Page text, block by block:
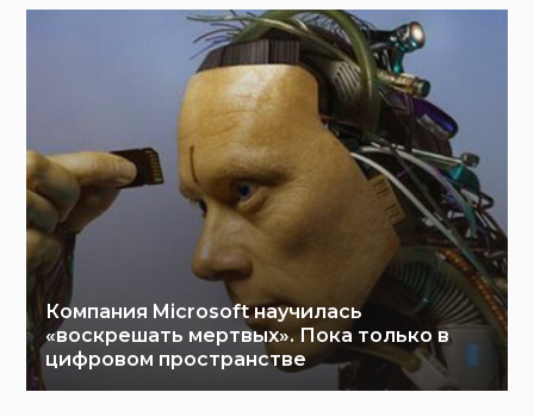
Компания Microsoft научилась
«воскрешать мертвых». Пока только в
цифровом пространстве